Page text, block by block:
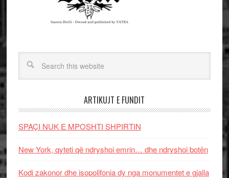
ARTIKUJT E FUNDIT
SPAÇI NUK E MPOSHTI SHPIRTIN
New York, qyteti që ndryshoi emrin… dhe ndryshoi botën
Kodi zakonor dhe isopolifonia dy nga monumentet e gjalla